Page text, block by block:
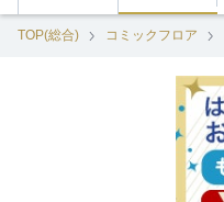
TOP(総合) コミックフロア